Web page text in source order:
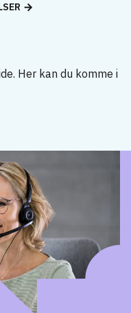
Her kan du komme i